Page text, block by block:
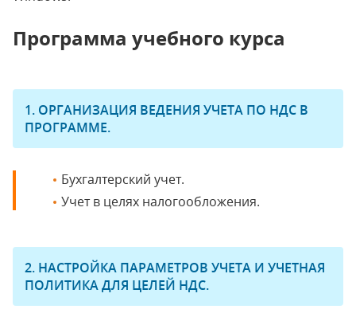
Программа учебного курса
1. ОРГАНИЗАЦИЯ ВЕДЕНИЯ УЧЕТА ПО НДС В
ПРОГРАММЕ.
Бухгалтерский учет.
Учет в целях налогообложения.
2. НАСТРОЙКА ПАРАМЕТРОВ УЧЕТА И УЧЕТНАЯ
ПОЛИТИКА ДЛЯ ЦЕЛЕЙ НДС.